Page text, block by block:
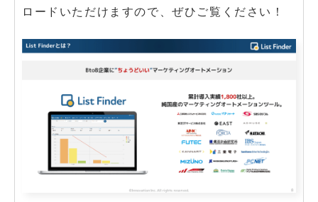
ロードいただけますので、ぜひご覧ください！